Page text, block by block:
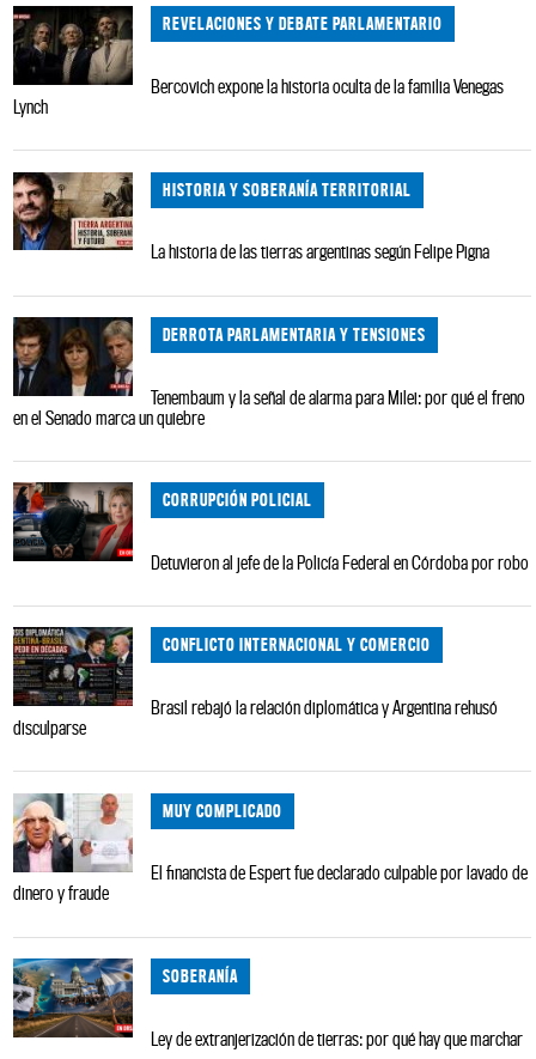
REVELACIONES Y DEBATE PARLAMENTARIO
Bercovich expone la historia oculta de la familia Venegas
Lynch
HISTORIA Y SOBERANÍA TERRITORIAL
La historia de las tierras argentinas según Felipe Pigna
DERROTA PARLAMENTARIA Y TENSIONES
Tenembaum y la señal de alarma para Milei: por qué el freno
en el Senado marca un quiebre
CORRUPCIÓN POLICIAL
Detuvieron al jefe de la Policía Federal en Córdoba por robo
CONFLICTO INTERNACIONAL Y COMERCIO
Brasil rebajó la relación diplomática y Argentina rehusó
disculparse
MUY COMPLICADO
El financista de Espert fue declarado culpable por lavado de
dinero y fraude
SOBERANÍA
Ley de extranjerización de tierras: por qué hay que marchar